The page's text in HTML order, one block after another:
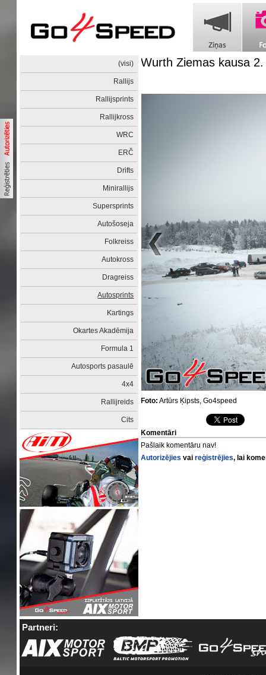
(visi)
Rallijs
Rallijsprints
Rallijkross
WRC
ERČ
Drifts
Minirallijs
Supersprints
Autošoseja
Folkreiss
Autokross
Dragreiss
Autosprints
Kartings
Okartes Akadēmija
Formula 1
Autosports pasaulē
4x4
Rallijreids
Cits
Wurth Ziemas kausa
Foto: Artūrs Ķipsts, Go4speed
Komentāri
Pašlaik komentāru nav!
Autorizējies vaireģistrējies, lai
Partneri: